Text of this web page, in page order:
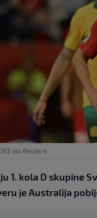
via Reuters
1. kola D skupine
je Australija